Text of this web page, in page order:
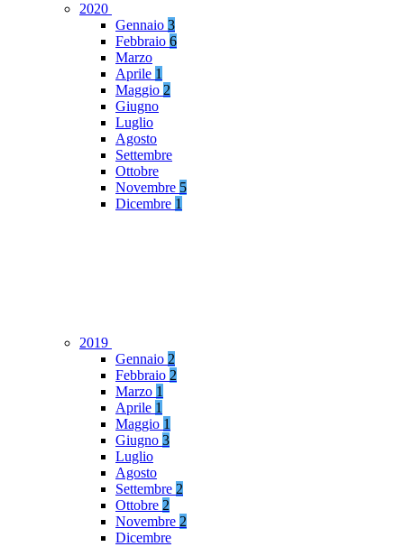
2020
Gennaio 3
Febbraio 6
Marzo
Aprile 1
Maggio 2
Giugno
Luglio
Agosto
Settembre
Ottobre
Novembre 5
Dicembre 1
2019
Gennaio 2
Febbraio 2
Marzo 1
Aprile 1
Maggio 1
Giugno 3
Luglio
Agosto
Settembre 2
Ottobre 2
Novembre 2
Dicembre